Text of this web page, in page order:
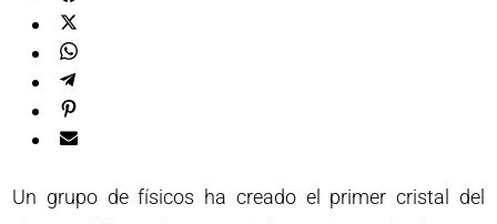
Un grupo de físicos ha creado el primer cristal del